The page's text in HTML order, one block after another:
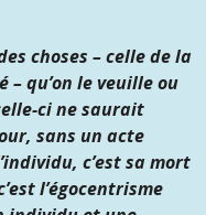
choses – celle de la
qu’on le veuille ou
ci ne saurait
sans un acte
c’est sa mort
l’égocentrisme